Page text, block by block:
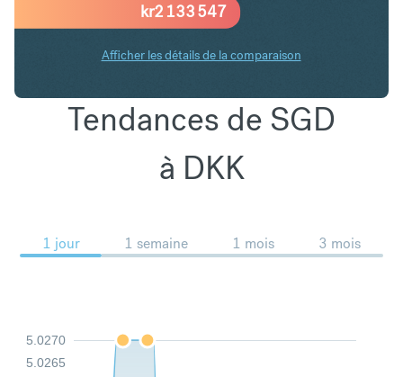
kr2 133 547
Afficher les détails de la comparaison
Tendances de SGD
à DKK
1 jour 1 semaine 1 mois 3 mois
5.0265
5.0270